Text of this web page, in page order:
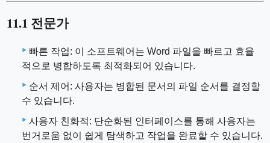
11.1 전문가
빠른 작업: 이 소프트웨어는 Word 파일을 빠르고 효율
적으로 병합하도록 최적화되어 있습니다.
순서 제어: 사용자는 병합된 문서의 파일 순서를 결정할
수 있습니다.
사용자 친화적: 단순화된 인터페이스를 통해 사용자는
번거로움 없이 쉽게 탐색하고 작업을 완료할 수 있습니다.